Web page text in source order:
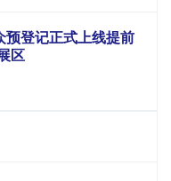
预登记正式上线提前
区